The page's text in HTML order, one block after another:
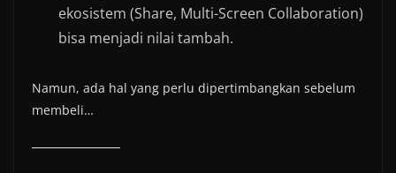
ekosistem (Share, Multi-Screen Collaboration)
bisa menjadi nilai tambah.
Namun, ada hal yang perlu dipertimbangkan sebelum
membeli…